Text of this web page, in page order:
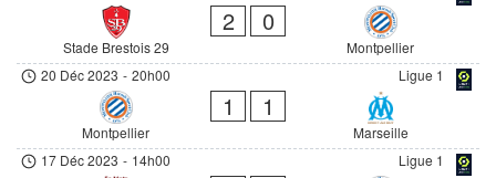
Stade Brestois 29
2 0
Montpellier
Ligue 1
20 Déc 2023 - 20h00
Montpellier
1 1
Marseille
Ligue 1
17 Déc 2023 - 14h00